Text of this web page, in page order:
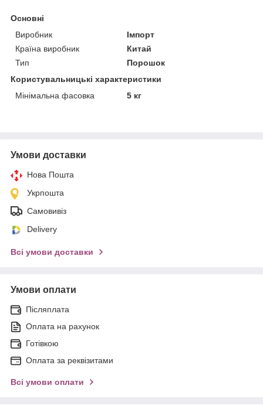
Основні
Виробник
Імпорт
Країна виробник
Китай
Тип
Порошок
Користувальницькі характеристики
Мінімальна фасовка
5 кг
Умови доставки
Нова Пошта
Укрпошта
Самовивіз
Delivery
Всі умови доставки
Умови оплати
Післяплата
Оплата на рахунок
Готівкою
Оплата за реквізитами
Всі умови оплати